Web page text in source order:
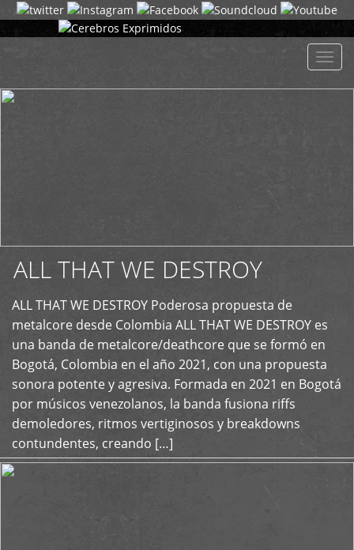
ALL THAT WE DESTROY
ALL THAT WE DESTROY Poderosa propuesta de
metalcore desde Colombia ALL THAT WE DESTROY es
una banda de metalcore/deathcore que se formó en
Bogotá, Colombia en el año 2021, con una propuesta
sonora potente y agresiva. Formada en 2021 en Bogotá
por músicos venezolanos, la banda fusiona riffs
demoledores, ritmos vertiginosos y breakdowns
contundentes, creando […]
+